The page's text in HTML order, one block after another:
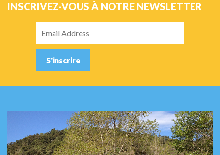
INSCRIVEZ-VOUS À NOTRE NEWSLETTER